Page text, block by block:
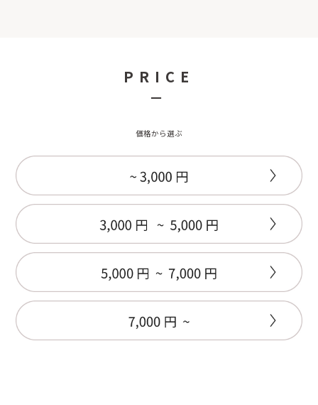
PRICE
－
価格から選ぶ